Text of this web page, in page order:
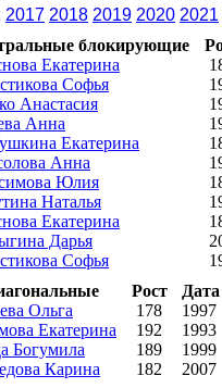
2017 2018 2019 2020 2021
блокирующие
Екатерина
Софья
Анастасия
Анна
Екатерина
Анна
Юлия
Наталья
Екатерина
Дарья
Софья
Рост
Ольга 178 1997
Екатерина 192 1993
Богумила 189 1999
Карина 182 2007